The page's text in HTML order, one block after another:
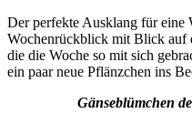
Der perfekte Ausklang für eine
Wochenrückblick mit Blick auf
die die Woche so mit sich
ein paar neue Pflänzchen ins
Gänseblümchen